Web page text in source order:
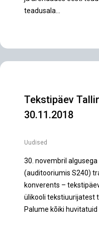
teadusala…
Tekstipäev
30.11.2018
Uudised
30. novembril
(auditooriumis S240)
konverents –
ülikooli tekstiuurijatest
Palume kõiki huvitatuid